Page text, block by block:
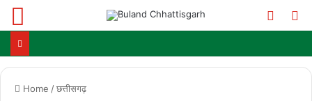
Switch
Home /छत्तीसगढ़